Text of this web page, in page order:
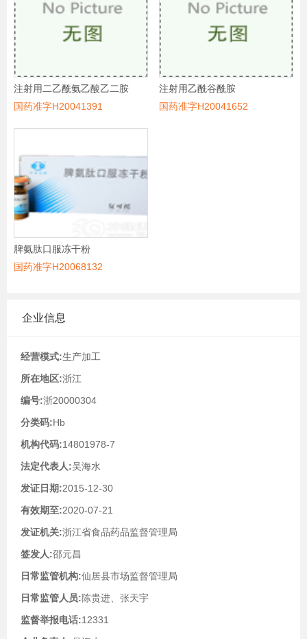
注射用二乙酰氨乙酸乙二胺
国药准字H20041391
注射用乙酰谷酰胺
国药准字H20041652
脾氨肽口服冻干粉
国药准字H20068132
企业信息
经营模式:生产加工
所在地区:浙江
编号:浙20000304
分类码:Hb
机构代码:14801978-7
法定代表人:吴海水
发证日期:2015-12-30
有效期至:2020-07-21
发证机关:浙江省食品药品监督管理局
签发人:邵元昌
日常监管机构:仙居县市场监督管理局
日常监管人员:陈贵进、张天宇
监督举报电话:12331